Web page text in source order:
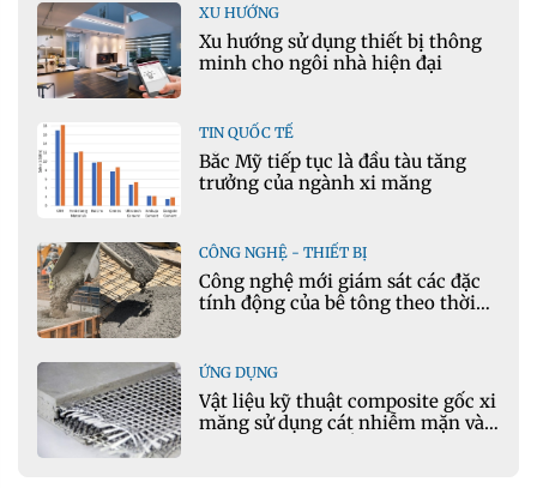
XU HƯỚNG
Xu hướng sử dụng thiết bị thông
minh cho ngôi nhà hiện đại
TIN QUỐC TẾ
Bắc Mỹ tiếp tục là đầu tàu tăng
trưởng của ngành xi măng
CÔNG NGHỆ - THIẾT BỊ
Công nghệ mới giám sát các đặc
tính động của bê tông theo thời
ỨNG DỤNG
Vật liệu kỹ thuật composite gốc xi
măng sử dụng cát nhiễm mặn và